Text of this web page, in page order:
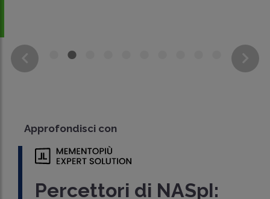
Approfondisci con
Percettori di NASpI: